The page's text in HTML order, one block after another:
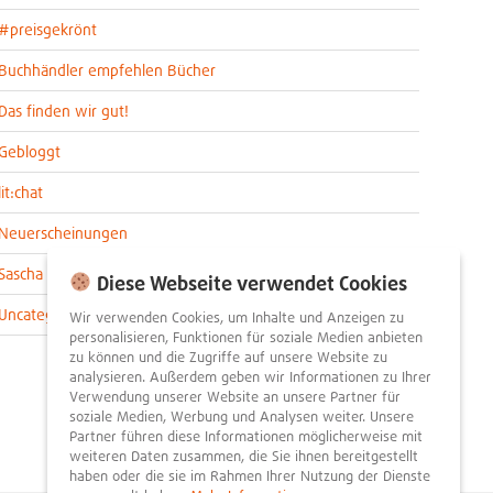
#preisgekrönt
Buchhändler empfehlen Bücher
Das finden wir gut!
lit:chat
Neuerscheinungen
im lit:blog
Uncategorized
Diese Webseite verwendet Cookies
Wir verwenden Cookies, um Inhalte und Anzeigen zu
personalisieren, Funktionen für soziale Medien anbieten
zu können und die Zugriffe auf unsere Website zu
analysieren. Außerdem geben wir Informationen zu Ihrer
Verwendung unserer Website an unsere Partner für
soziale Medien, Werbung und Analysen weiter. Unsere
Partner führen diese Informationen möglicherweise mit
weiteren Daten zusammen, die Sie ihnen bereitgestellt
haben oder die sie im Rahmen Ihrer Nutzung der Dienste